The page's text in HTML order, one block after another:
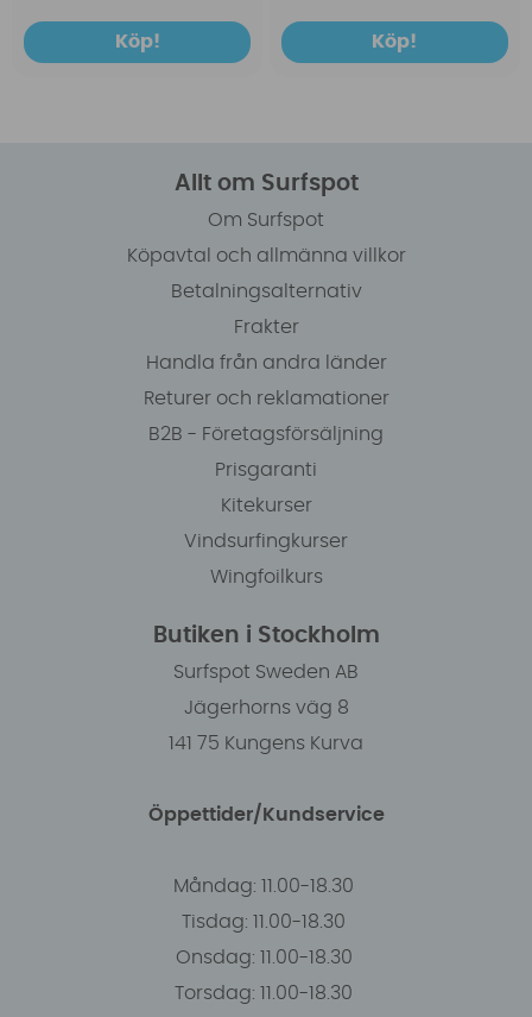
Köp! Köp!
Allt om Surfspot
Om Surfspot
Köpavtal och allmänna villkor
Betalningsalternativ
Frakter
Handla från andra länder
Returer och reklamationer
B2B - Företagsförsäljning
Prisgaranti
Kitekurser
Vindsurfingkurser
Wingfoilkurs
Butiken i Stockholm
Surfspot Sweden AB
Jägerhorns väg 8
141 75 Kungens Kurva
Öppettider/Kundservice
Måndag: 11.00-18.30
Tisdag: 11.00-18.30
Onsdag: 11.00-18.30
Torsdag: 11.00-18.30